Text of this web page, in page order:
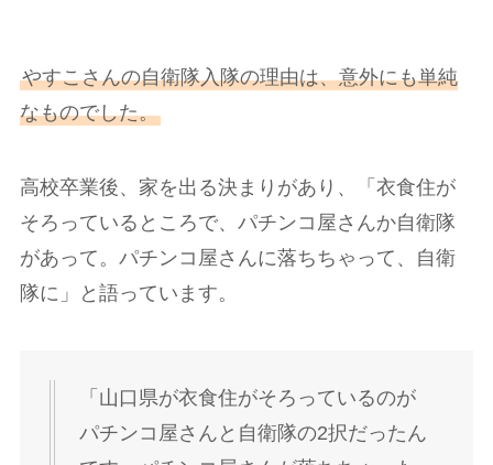
やすこさんの自衛隊入隊の理由は、意外にも単純
なものでした。
高校卒業後、家を出る決まりがあり、「衣食住が
そろっているところで、パチンコ屋さんか自衛隊
があって。パチンコ屋さんに落ちちゃって、自衛
隊に」と語っています。
「山口県が衣食住がそろっているのが
パチンコ屋さんと自衛隊の2択だったん